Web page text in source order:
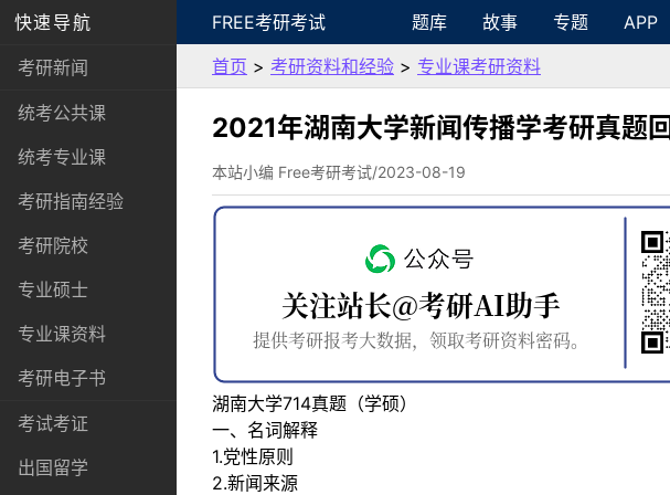
快速导航
考研新闻
统考公共课
统考专业课
考研指南经验
考研院校
专业硕士
专业课资料
考研电子书
考试考证
出国留学
FREE考研考试 题库 故事 专题 APP
首页 > 考研资料和经验 > 专业课考研资料
2021年湖南大学新闻传播学考研真题
本站小编 Free考研考试/2023-08-19
湖南大学714真题（学硕）
一、名词解释
1.党性原则
2.新闻来源